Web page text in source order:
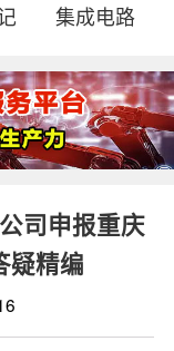
集成电路
司申报重庆
疑精编